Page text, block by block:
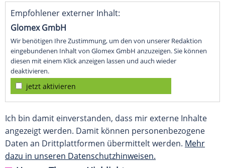
Empfohlener externer Inhalt:
Glomex GmbH
Wir benötigen Ihre Zustimmung, um den von unserer Redaktion
eingebundenen Inhalt von Glomex GmbH anzuzeigen. Sie können
diesen mit einem Klick anzeigen lassen und auch wieder
deaktivieren.
jetzt aktivieren
Ich bin damit einverstanden, dass mir externe Inhalte
angezeigt werden. Damit können personenbezogene
Daten an Drittplattformen übermittelt werden. Mehr
dazu in unseren Datenschutzhinweisen.